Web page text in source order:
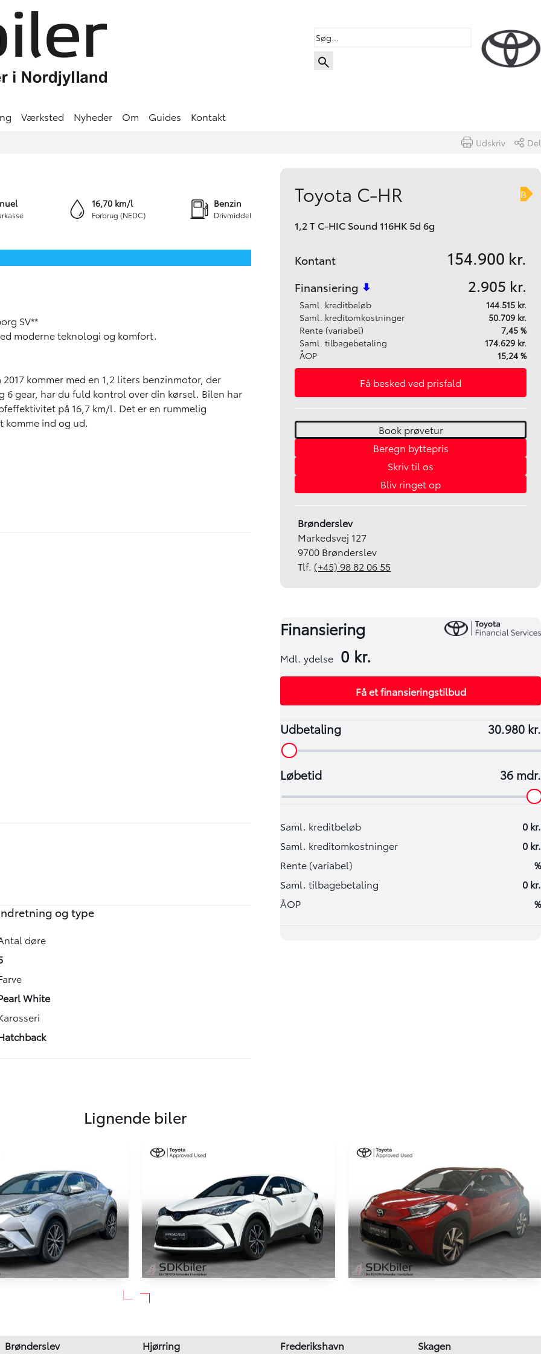
Værksted Nyheder Om Guides Kontakt
Beregn byttepris
Udskriv Del
Forbrug (NEDC)
16,70 km/l
Drivmiddel
Benzin
SV**
moderne teknologi og komfort.
kommer med en 1,2 liters benzinmotor, der
6 gear, har du fuld kontrol over din kørsel. Bilen har
på 16,7 km/l. Det er en rummelig
komme ind og ud.
Hvis du er interesseret i at vide mere eller
på 98 18 36 00 Bilen befinder sig i Aalborg SV, klar til
og type
døre
White
Toyota C-HR
1,2 T C-HIC Sound 116HK 5d 6g
B
Kontant 154.900 kr.
Finansiering 2.905 kr.
Saml. kreditbeløb
144.515 kr.
Saml. kreditomkostninger
50.709 kr.
Rente (variabel)
7,45 %
Saml. tilbagebetaling
174.629 kr.
ÅOP
15,24 %
Få besked ved prisfald
Book prøvetur
Beregn byttepris
Skriv til os
Bliv ringet op
Brønderslev
Markedsvej 127
9700 Brønderslev
Tlf. (+45) 98 82 06 55
Lignende biler
Toyota C-HR
85.000 km
2021
Brønderslev Hjørring Frederikshavn Skagen